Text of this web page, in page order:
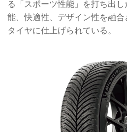
る「スポーツ性能」を打ち出
能、快適性、デザイン性を融
タイヤに仕上げられている。